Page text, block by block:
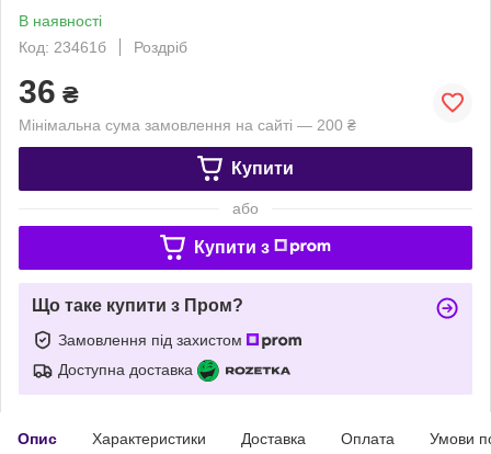
В наявності
Код: 23461б
Роздріб
36 ₴
Мінімальна сума замовлення на сайті — 200 ₴
Купити
або
Купити з
Що таке купити з Пром?
Замовлення під захистом
Доступна доставка
Опис Характеристики Доставка Оплата Умови